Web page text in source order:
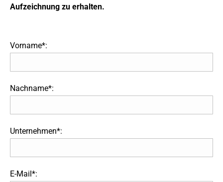
Aufzeichnung zu erhalten.
Vorname*:
Nachname*:
Unternehmen*:
E-Mail*: